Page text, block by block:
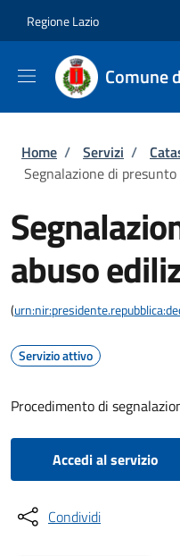
Regione Lazio
Comune
Briciole di
Home / Servizi /
Segnalazione di
abuso
(
Servizio attivo
Procedimento di
Accedi al servizio
Condividi